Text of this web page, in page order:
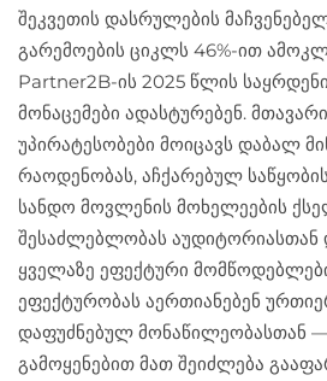
შეკვეთის დასრულების
გარემოების ციკლს 46%-ით
Partner2B-ის 2025 წლის
მონაცემები ადასტურებენ.
უპირატესობები მოიცავს დაბალ
რაოდენობას, აჩქარებულ
სანდო მოვლენის მოხელეების
შესაძლებლობას აუდიტორიასთან
ყველაზე ეფექტური
ეფექტურობას აერთიანებენ
დაფუძნებულ მონაწილეობასთან
გამოყენებით მათ შეიძლება